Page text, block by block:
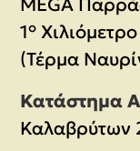
1°
(Τέρμα
Κατάστημα
Καλαβρύτων